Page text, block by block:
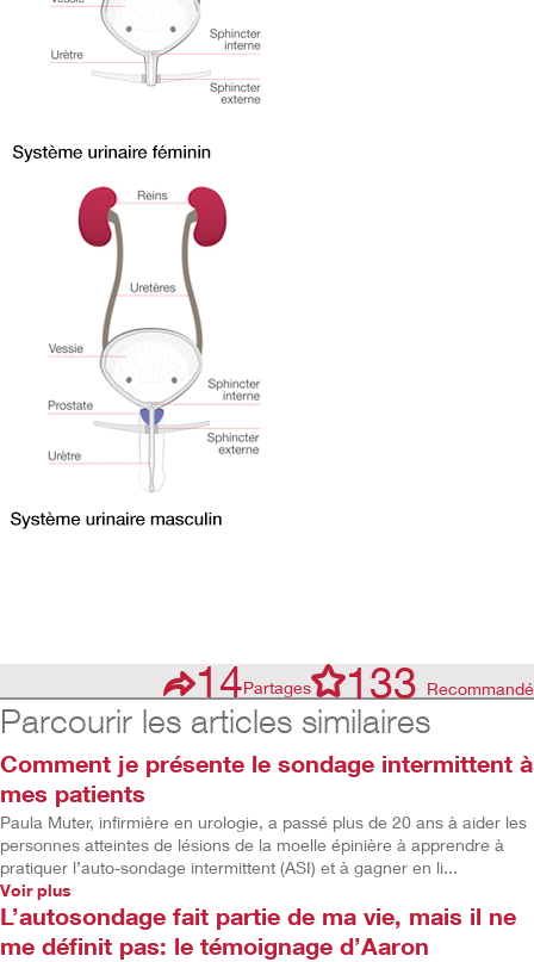
14Partages 133 Recommandé
Parcourir les articles similaires
Comment je présente le sondage intermittent à
mes patients
Paula Muter, infirmière en urologie, a passé plus de 20 ans à aider les
personnes atteintes de lésions de la moelle épinière à apprendre à
pratiquer l’auto-sondage intermittent (ASI) et à gagner en li...
Voir plus
L’autosondage fait partie de ma vie, mais il ne
me définit pas: le témoignage d’Aaron